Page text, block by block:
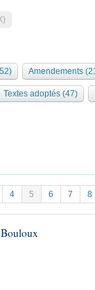
Collège des
Amendements
Textes adoptés (47)
4 5 6 7 8